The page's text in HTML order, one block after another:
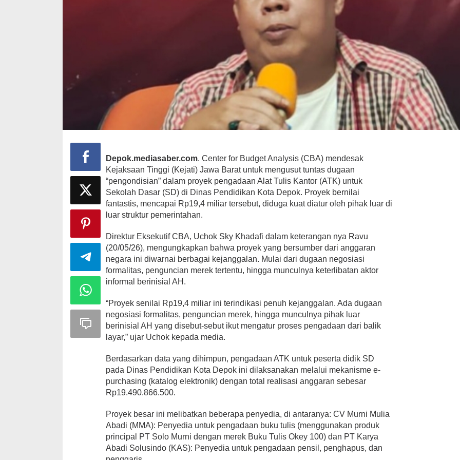
Depok.mediasaber.com. Center for Budget Analysis (CBA) mendesak
Kejaksaan Tinggi (Kejati) Jawa Barat untuk mengusut tuntas dugaan
“pengondisian” dalam proyek pengadaan Alat Tulis Kantor (ATK) untuk
Sekolah Dasar (SD) di Dinas Pendidikan Kota Depok. Proyek bernilai
fantastis, mencapai Rp19,4 miliar tersebut, diduga kuat diatur oleh pihak luar di
luar struktur pemerintahan.
Direktur Eksekutif CBA, Uchok Sky Khadafi dalam keterangan nya Ravu
(20/05/26), mengungkapkan bahwa proyek yang bersumber dari anggaran
negara ini diwarnai berbagai kejanggalan. Mulai dari dugaan negosiasi
formalitas, penguncian merek tertentu, hingga munculnya keterlibatan aktor
informal berinisial AH.
“Proyek senilai Rp19,4 miliar ini terindikasi penuh kejanggalan. Ada dugaan
negosiasi formalitas, penguncian merek, hingga munculnya pihak luar
berinisial AH yang disebut-sebut ikut mengatur proses pengadaan dari balik
layar,” ujar Uchok kepada media.
Berdasarkan data yang dihimpun, pengadaan ATK untuk peserta didik SD
pada Dinas Pendidikan Kota Depok ini dilaksanakan melalui mekanisme e-
purchasing (katalog elektronik) dengan total realisasi anggaran sebesar
Rp19.490.866.500.
Proyek besar ini melibatkan beberapa penyedia, di antaranya: CV Murni Mulia
Abadi (MMA): Penyedia untuk pengadaan buku tulis (menggunakan produk
principal PT Solo Murni dengan merek Buku Tulis Okey 100) dan PT Karya
Abadi Solusindo (KAS): Penyedia untuk pengadaan pensil, penghapus, dan
Negara Dalam Kepungan Utang
: Menembus Ambang Batas
Psikologis Rp10.000 Triliun,…
Di #Trending, Info Ibukota, Jakarta, Keluh Kesah,
News, Politik
Bupati Bogor Dinilai Amnesia :
Akui Pertemukan Edward
dengan PUPR Tanpa Bukti
Di #Trending, Bogor, Info Jawa Barat, Keluh Kesah,
News, Politik